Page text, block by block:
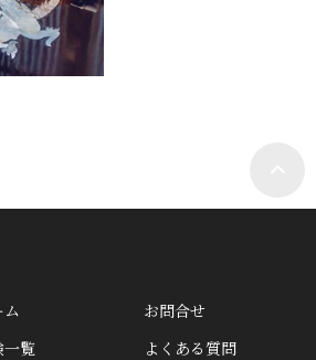
ム
一覧
お問合せ
よくある質問